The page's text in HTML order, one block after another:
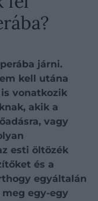
járni.
kell utána
vonatkozik
akik a
vagy
esti öltözék
és a
egyáltalán
egy-egy